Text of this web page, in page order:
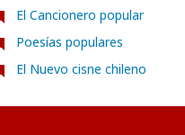
El Cancionero popular
Poesías populares
El Nuevo cisne chileno